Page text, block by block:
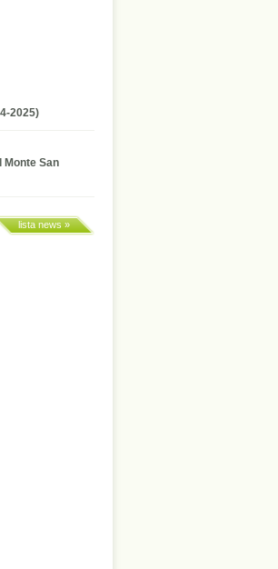
2025)
Monte San
lista news »